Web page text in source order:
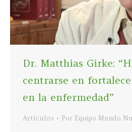
Dr. Matthias Girke:
centrarse en
en la enfermedad”
Artículos Por Equipo Mundo